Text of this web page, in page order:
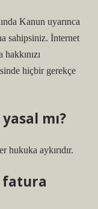
Kanun uyarınca
sahipsiniz. İnternet
hiçbir gerekçe
mı?
hukuka aykırıdır.
fatura